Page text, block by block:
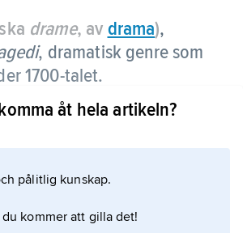
drame, av drama),
, dramatisk genre som
1700-talet.
att skapa en dramatyp i
men utspelas i vardagliga,
och starkt
åt hela artikeln?
pålitlig kunskap.
du kommer att gilla det!